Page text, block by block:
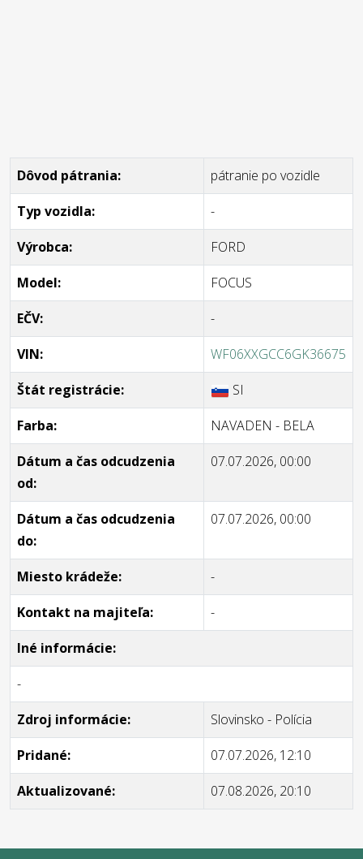
Dôvod pátrania:
pátranie po vozidle
Typ vozidla:
-
Výrobca:
FORD
Model:
FOCUS
EČV:
-
VIN:
WF06XXGCC6GK36675
Štát registrácie:
SI
Farba:
NAVADEN - BELA
Dátum a čas odcudzenia
od:
07.07.2026, 00:00
Dátum a čas odcudzenia
do:
07.07.2026, 00:00
Miesto krádeže:
-
Kontakt na majiteľa:
-
Iné informácie:
-
Zdroj informácie:
Slovinsko - Polícia
Pridané:
07.07.2026, 12:10
Aktualizované:
07.08.2026, 20:10